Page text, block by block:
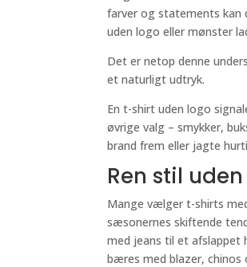
farver og statements kan
uden logo eller mønster
Det er netop denne
et naturligt udtryk.
En t-shirt uden logo
øvrige valg – smykker,
brand frem eller jagte
Ren stil
Mange vælger t-shirts
sæsonernes skiftende
med jeans til et
bæres med blazer,